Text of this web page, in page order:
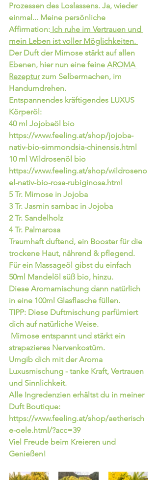
Prozessen des Loslassens. Ja, wieder
einmal... Meine persönliche
Affirmation: Ich ruhe im Vertrauen und
mein Leben ist voller Möglichkeiten.
Der Duft der Mimose stärkt auf allen
Ebenen, hier nun eine feine AROMA
Rezeptur zum Selbermachen, im
Handumdrehen.
Entspannendes kräftigendes LUXUS
Körperöl:
40 ml Jojobaöl bio
https://www.feeling.at/shop/jojoba-
nativ-bio-simmondsia-chinensis.html
10 ml Wildrosenöl bio
https://www.feeling.at/shop/wildroseno
el-nativ-bio-rosa-rubiginosa.html
5 Tr. Mimose in Jojoba
3 Tr. Jasmin sambac in Jojoba
2 Tr. Sandelholz
4 Tr. Palmarosa
Traumhaft duftend, ein Booster für die
trockene Haut, nährend & pflegend.
Für ein Massageöl gibst du einfach
50ml Mandelöl süß bio, hinzu.
Diese Aromamischung dann natürlich
in eine 100ml Glasflasche füllen.
TIPP: Diese Duftmischung parfümiert
dich auf natürliche Weise.
strapazieres Nervenkostüm.
Umgib dich mit der Aroma
Luxusmischung - tanke Kraft, Vertrauen
und Sinnlichkeit.
Alle Ingredenzien erhältst du in meiner
Duft Boutique:
https://www.feeling.at/shop/aetherisch
e-oele.html/?acc=39
Viel Freude beim Kreieren und
Genießen!